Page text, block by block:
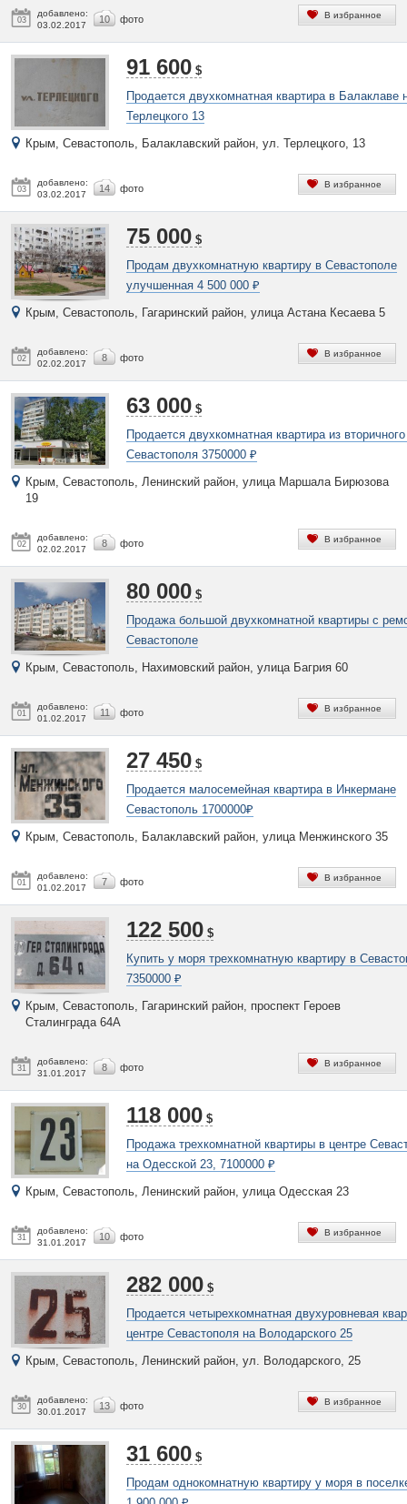
03
добавлено:
03.02.2017
10 фото В избранное
03
добавлено:
03.02.2017
14 фото
91 600 $
Продается двухкомнатная квартира в Балаклаве
Терлецкого 13
Крым, Севастополь, Балаклавский район, ул. Терлецкого, 13
В избранное
02
добавлено:
02.02.2017
8 фото
75 000 $
Продам двухкомнатную квартиру в Севастополе
улучшенная 4 500 000 ₽
Крым, Севастополь, Гагаринский район, улица Астана Кесаева 5
В избранное
02
добавлено:
02.02.2017
8 фото
63 000 $
Продается двухкомнатная квартира из
Севастополя 3750000 ₽
Крым, Севастополь, Ленинский район, улица Маршала Бирюзова
19
В избранное
01
добавлено:
01.02.2017
11 фото
80 000 $
Продажа большой двухкомнатной квартиры с
Севастополе
Крым, Севастополь, Нахимовский район, улица Багрия 60
В избранное
01
добавлено:
01.02.2017
7 фото
27 450 $
Продается малосемейная квартира в Инкермане
Севастополь 1700000₽
Крым, Севастополь, Балаклавский район, улица Менжинского 35
В избранное
31
добавлено:
31.01.2017
8 фото
122 500 $
Купить у моря трехкомнатную квартиру в
7350000 ₽
Крым, Севастополь, Гагаринский район, проспект Героев
Сталинграда 64А
В избранное
31
добавлено:
31.01.2017
10 фото
118 000 $
Продажа трехкомнатной квартиры в центре
на Одесской 23, 7100000 ₽
Крым, Севастополь, Ленинский район, улица Одесская 23
В избранное
30
добавлено:
30.01.2017
13 фото
282 000 $
Продается четырехкомнатная двухуровневая
центре Севастополя на Володарского 25
Крым, Севастополь, Ленинский район, ул. Володарского, 25
В избранное
31 600 $
Продам однокомнатную квартиру у моря в